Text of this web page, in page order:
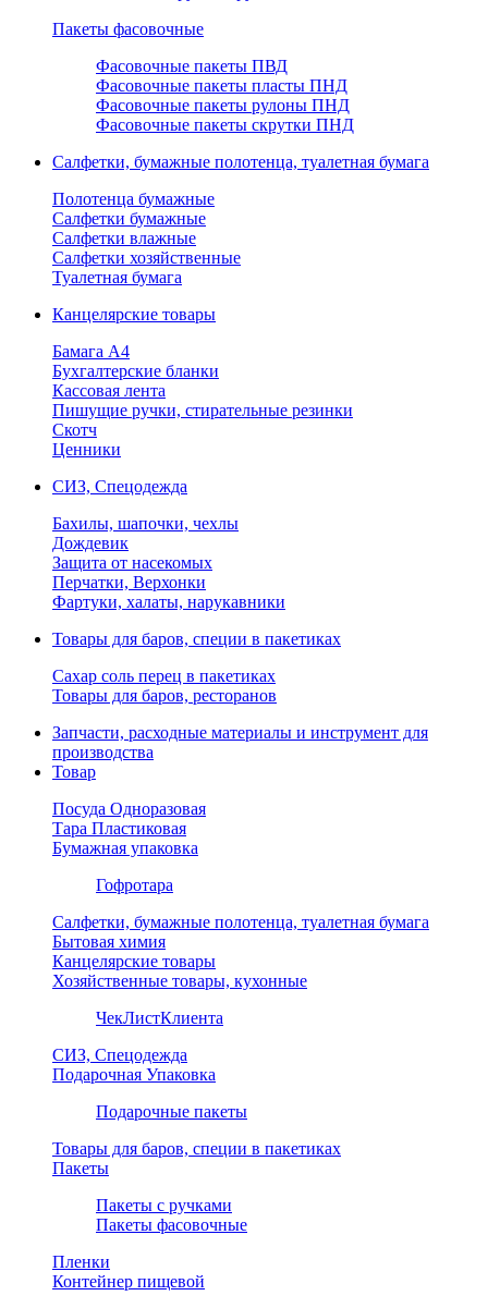
Пакеты фасовочные
Фасовочные пакеты ПВД
Фасовочные пакеты пласты ПНД
Фасовочные пакеты рулоны ПНД
Фасовочные пакеты скрутки ПНД
Салфетки, бумажные полотенца, туалетная бумага
Полотенца бумажные
Салфетки бумажные
Салфетки влажные
Салфетки хозяйственные
Туалетная бумага
Канцелярские товары
Бамага А4
Бухгалтерские бланки
Кассовая лента
Пишущие ручки, стирательные резинки
Скотч
Ценники
СИЗ, Спецодежда
Бахилы, шапочки, чехлы
Дождевик
Защита от насекомых
Перчатки, Верхонки
Фартуки, халаты, нарукавники
Товары для баров, специи в пакетиках
Сахар соль перец в пакетиках
Товары для баров, ресторанов
Запчасти, расходные материалы и инструмент для
производства
Товар
Посуда Одноразовая
Тара Пластиковая
Бумажная упаковка
Гофротара
Салфетки, бумажные полотенца, туалетная бумага
Бытовая химия
Канцелярские товары
Хозяйственные товары, кухонные
ЧекЛистКлиента
СИЗ, Спецодежда
Подарочная Упаковка
Подарочные пакеты
Товары для баров, специи в пакетиках
Пакеты
Пакеты с ручками
Пакеты фасовочные
Пленки
Контейнер пищевой